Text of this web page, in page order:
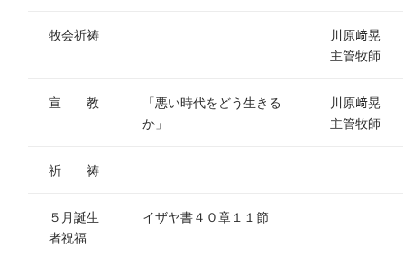
牧会祈祷
川原﨑晃
主管牧師
宣 教
「悪い時代をどう生きる
か」
川原﨑晃
主管牧師
祈 祷
５月誕生
者祝福
イザヤ書４０章１１節